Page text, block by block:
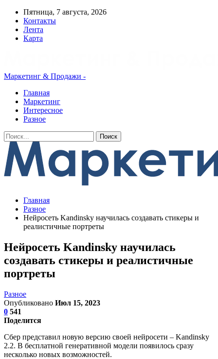
Пятница, 7 августа, 2026
Контакты
Лента
Карта
Маркетинг & Продажи -
Главная
Маркетинг
Интересное
Разное
Главная
Разное
Нейросеть Kandinsky научилась создавать стикеры и
реалистичные портреты
Нейросеть Kandinsky научилась
создавать стикеры и реалистичные
портреты
Разное
Опубликовано Июл 15, 2023
0 541
Поделится
Сбер представил новую версию своей нейросети – Kandinsky
2.2. В бесплатной генеративной модели появилось сразу
несколько новых возможностей.